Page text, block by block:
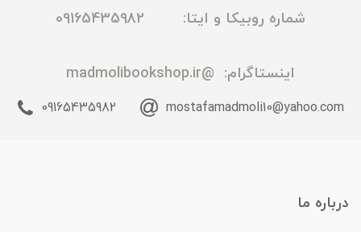
شماره روبیکا و ایتا: 09165435982
اینستاگرام: @madmolibookshop.ir
mostafamadmoli10@yahoo.com
09165435982
درباره ما